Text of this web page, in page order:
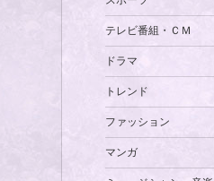
テレビ番組・ＣＭ
ドラマ
トレンド
ファッション
マンガ